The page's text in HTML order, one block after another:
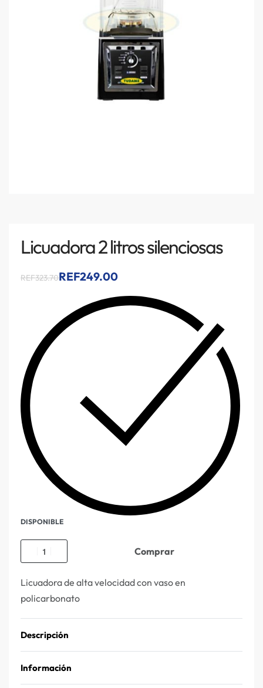
Licuadora 2 litros silenciosas
REF323.70REF249.00
DISPONIBLE
Comprar
Licuadora de alta velocidad con vaso en
policarbonato
Descripción
Información